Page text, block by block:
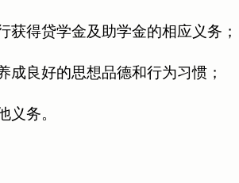
获得贷学金及助学金的相应义务；
成良好的思想品德和行为习惯；
义务。